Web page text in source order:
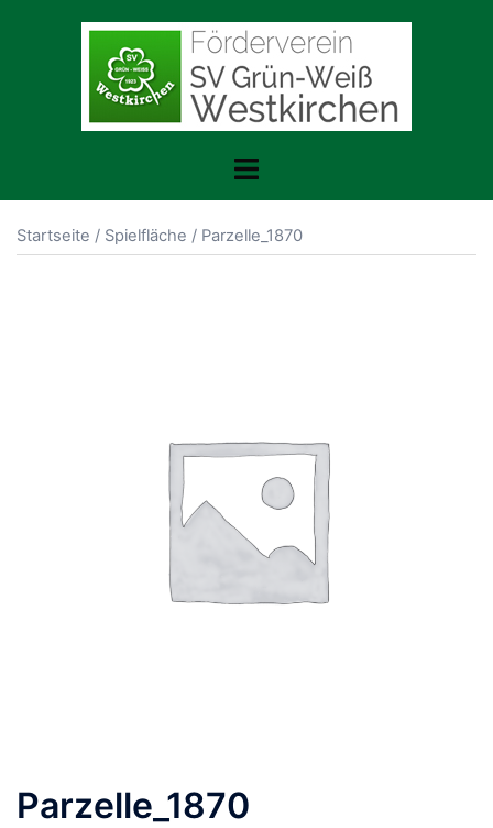
Toggle
Startseite / Spielfläche / Parzelle_1870
Parzelle_1870